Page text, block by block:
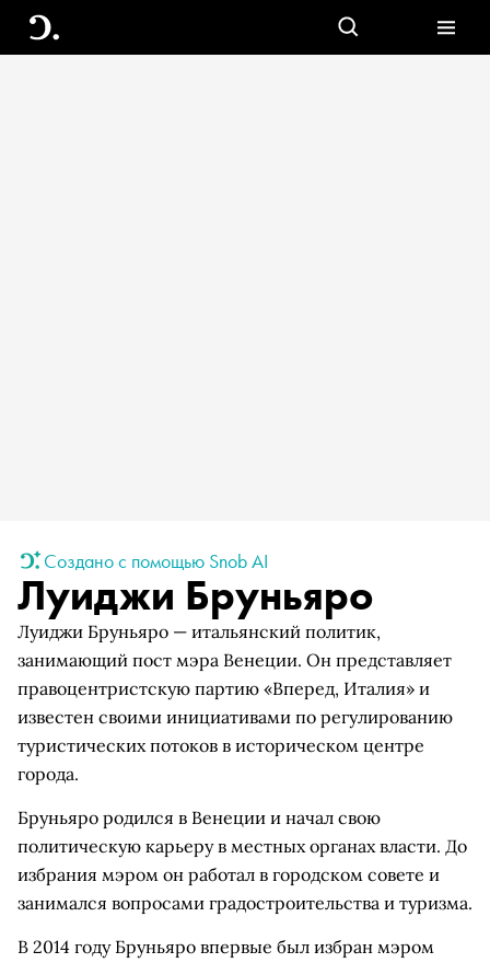
Создано с помощью Snob AI
Луиджи Бруньяро
Луиджи Бруньяро — итальянский политик,
занимающий пост мэра Венеции. Он представляет
правоцентристскую партию «Вперед, Италия» и
известен своими инициативами по регулированию
туристических потоков в историческом центре
города.
Бруньяро родился в Венеции и начал свою
политическую карьеру в местных органах власти. До
избрания мэром он работал в городском совете и
занимался вопросами градостроительства и туризма.
В 2014 году Бруньяро впервые был избран мэром